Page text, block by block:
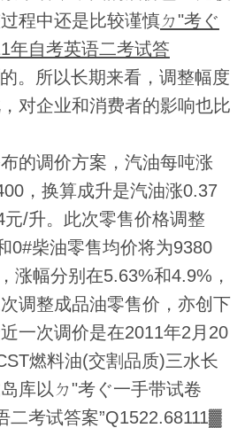
程中还是比较谨慎ㄉ"考ぐ
年自考英语二考试答
的。所以长期来看，调整幅度
对企业和消费者的影响也比
调价方案，汽油每吨涨
，换算成升是汽油涨0.37
/升。此次零售价格调整
0#柴油零售均价将为9380
涨幅分别在5.63%和4.9%，
调整成品油零售价，亦创下
一次调价是在2011年2月20
燃料油(交割品质)三水长
库以ㄉ"考ぐ一手带试卷
二考试答案”Q1522.68111▓